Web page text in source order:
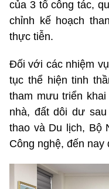
của 3 tổ công tác,
chỉnh kế hoạch
thực tiễn.
Đối với các nhiệm
tục thể hiện tinh
tham mưu triển
nhà, đất dôi dư
thao và Du lịch, Bộ
Công nghệ, đến nay